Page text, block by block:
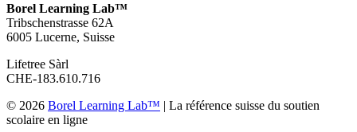
Borel Learning Lab™
Tribschenstrasse 62A
6005 Lucerne, Suisse
Lifetree Sàrl
CHE-183.610.716
© 2026 Borel Learning Lab™ | La référence suisse du soutien
scolaire en ligne